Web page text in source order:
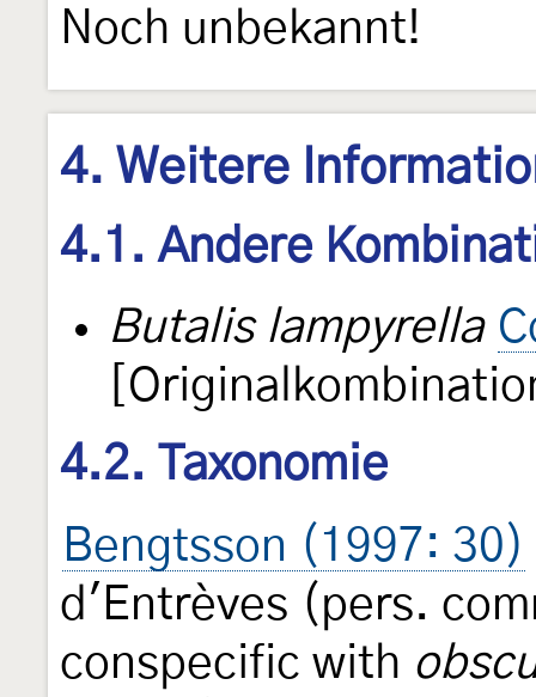
Noch unbekannt!
4. Weitere
4.1. Andere
Butalis lampyrella
4.2. Taxonomie
Bengtsson (1997: 30)
d'Entrèves (pers.
conspecific with